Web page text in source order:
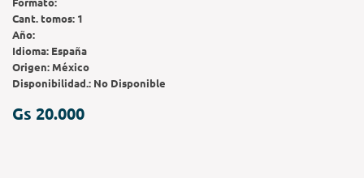
Cant. tomos: 1
Año:
Idioma: España
Origen:México
Disponibilidad.: No Disponible
Gs 20.000